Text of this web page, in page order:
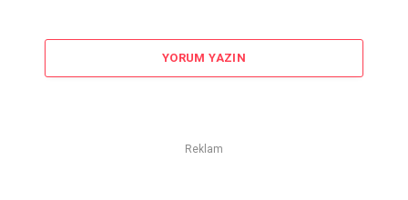
YORUM YAZIN
Reklam